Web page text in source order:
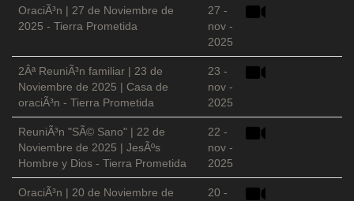
OraciÃ³n | 27 de Noviembre de
2025 - Tierra Prometida
27 -
nov -
2025
2Âª ReuniÃ³n familiar | 23 de
Noviembre de 2025 | Casa de
oraciÃ³n - Tierra Prometida
23 -
nov -
2025
ReuniÃ³n "SÃ© Sano" | 22 de
Noviembre de 2025 | JesÃºs
Hombre y Dios - Tierra Prometida
22 -
nov -
2025
OraciÃ³n | 20 de Noviembre de
20 -